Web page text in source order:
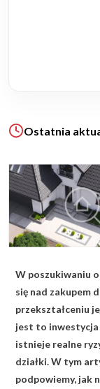
Ogrody
KALKULATOR
BLOG
O NAS
KONAKT
ZAPISZ SIĘ
Ostatnia
W poszukiwaniu
się nad zakupem
przekształceniu
jest to inwestycja
istnieje realne
działki. W tym
podpowiemy, jak